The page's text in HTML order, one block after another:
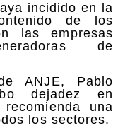
incidido en la
de los
las empresas
de
ANJE, Pablo
dejadez en
una
los sectores.